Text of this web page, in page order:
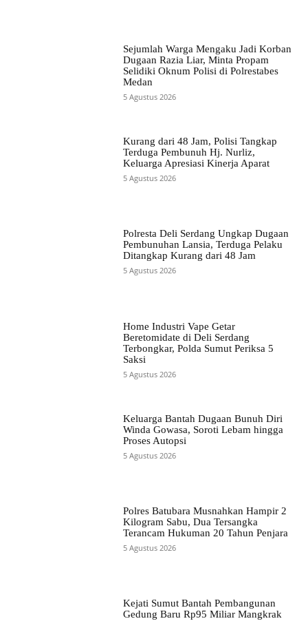
Sejumlah Warga Mengaku Jadi Korban
Dugaan Razia Liar, Minta Propam
Selidiki Oknum Polisi di Polrestabes
Medan
5 Agustus 2026
Kurang dari 48 Jam, Polisi Tangkap
Terduga Pembunuh Hj. Nurliz,
Keluarga Apresiasi Kinerja Aparat
5 Agustus 2026
Polresta Deli Serdang Ungkap Dugaan
Pembunuhan Lansia, Terduga Pelaku
Ditangkap Kurang dari 48 Jam
5 Agustus 2026
Home Industri Vape Getar
Beretomidate di Deli Serdang
Terbongkar, Polda Sumut Periksa 5
Saksi
5 Agustus 2026
Keluarga Bantah Dugaan Bunuh Diri
Winda Gowasa, Soroti Lebam hingga
Proses Autopsi
5 Agustus 2026
Polres Batubara Musnahkan Hampir 2
Kilogram Sabu, Dua Tersangka
Terancam Hukuman 20 Tahun Penjara
5 Agustus 2026
Kejati Sumut Bantah Pembangunan
Gedung Baru Rp95 Miliar Mangkrak